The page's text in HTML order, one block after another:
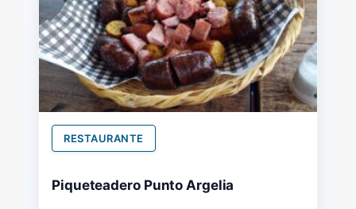
RESTAURANTE
Piqueteadero Punto Argelia